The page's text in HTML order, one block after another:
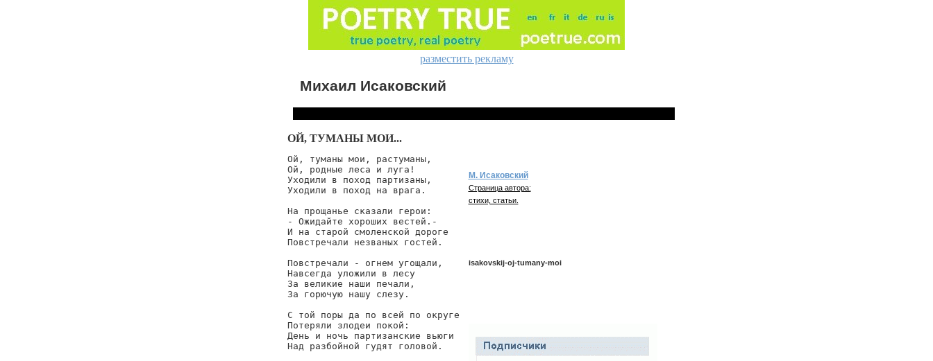
разместить рекламу
Михаил Исаковский
ОЙ, ТУМАНЫ МОИ...
Ой, туманы мои, растуманы,
Ой, родные леса и луга!
Уходили в поход партизаны,
Уходили в поход на врага.
На прощанье сказали герои:
- Ожидайте хороших вестей.-
И на старой смоленской дороге
Повстречали незваных гостей.
Повстречали - огнем угощали,
Навсегда уложили в лесу
За великие наши печали,
За горючую нашу слезу.
С той поры да по всей по округе
Потеряли злодеи покой:
День и ночь партизанские вьюги
Над разбойной гудят головой.
М. Исаковский
Страница автора:
стихи, статьи.
isakovskij-oj-tumany-moi